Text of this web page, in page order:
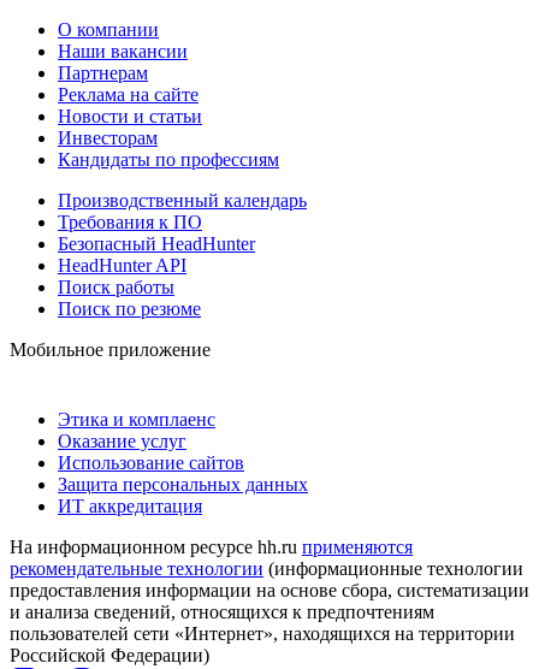
О компании
Наши вакансии
Партнерам
Реклама на сайте
Новости и статьи
Инвесторам
Кандидаты по профессиям
Производственный календарь
Требования к ПО
Безопасный HeadHunter
HeadHunter API
Поиск работы
Поиск по резюме
Мобильное приложение
Этика и комплаенс
Оказание услуг
Использование сайтов
Защита персональных данных
ИТ аккредитация
На информационном ресурсе hh.ru применяются
рекомендательные технологии (информационные технологии
предоставления информации на основе сбора, систематизации
и анализа сведений, относящихся к предпочтениям
пользователей сети «Интернет», находящихся на территории
Российской Федерации)